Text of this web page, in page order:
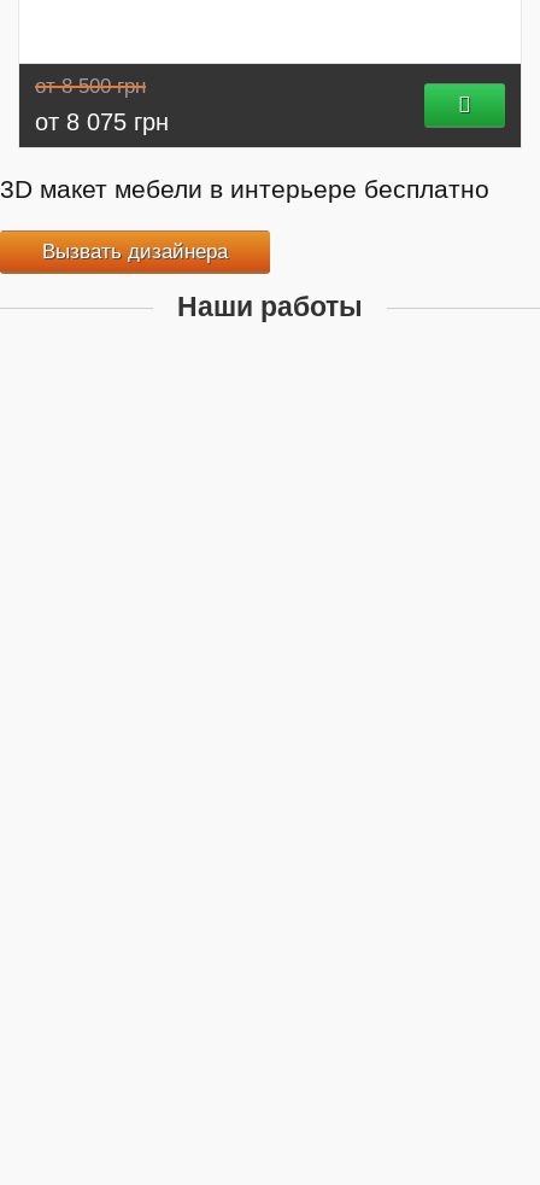
от 8 500 грн
от 8 075 грн
3D макет мебели в интерьере бесплатно
Вызвать дизайнера
Наши работы